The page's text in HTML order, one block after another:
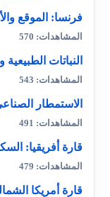
فرنسا: الموقع
المشاهدات: 570
النباتات
المشاهدات: 543
الاستمطار
المشاهدات: 491
قارة أفريقيا:
المشاهدات: 479
قارة أمريكا